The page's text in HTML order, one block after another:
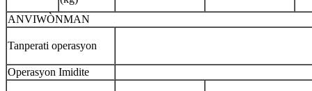
ANVIWÒNMAN
Tanperati operasyon
Operasyon Imidite